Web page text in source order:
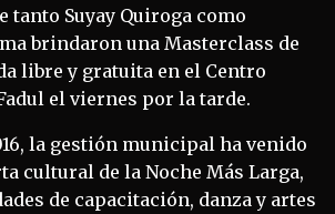
tanto Suyay Quiroga como
brindaron una Masterclass de
libre y gratuita en el Centro
el viernes por la tarde.
la gestión municipal ha venido
cultural de la Noche Más Larga,
de capacitación, danza y artes